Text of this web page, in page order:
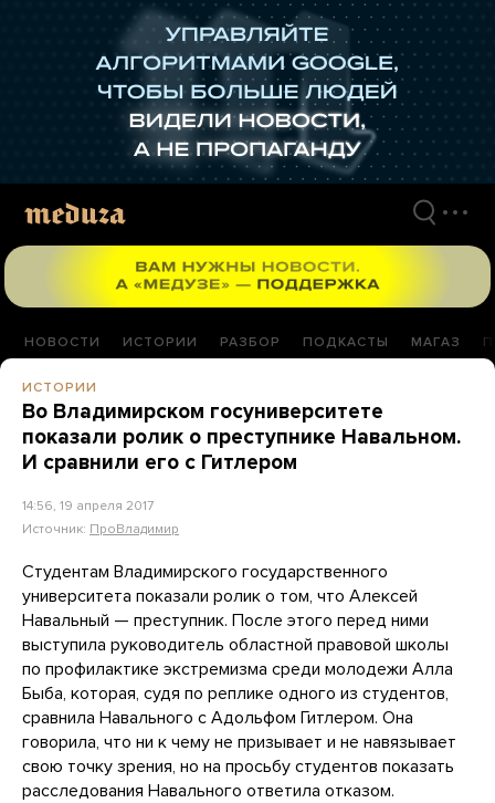
НОВОСТИ ИСТОРИИ РАЗБОР ПОДКАСТЫ МАГАЗ
ИСТОРИИ
Во Владимирском госуниверситете
показали ролик о преступнике Навальном.
И сравнили его с Гитлером
14:56, 19 апреля 2017
Источник: ПроВладимир
Студентам Владимирского государственного
университета показали ролик о том, что Алексей
Навальный — преступник. После этого перед ними
выступила руководитель областной правовой школы
по профилактике экстремизма среди молодежи Алла
Быба, которая, судя по реплике одного из студентов,
сравнила Навального с Адольфом Гитлером. Она
говорила, что ни к чему не призывает и не навязывает
свою точку зрения, но на просьбу студентов показать
расследования Навального ответила отказом.